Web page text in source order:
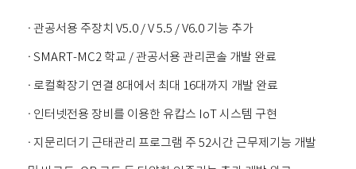
· 관공서용 주장치 V5.0 / V 5.5 / V6.0 기능 추가
· SMART-MC2 학교 / 관공서용 관리콘솔 개발 완료
· 로컬확장기 연결 8대에서 최대 16대까지 개발 완료
· 인터넷전용 장비를 이용한 유캅스 IoT 시스템 구현
· 지문리더기 근태관리 프로그램 주 52시간 근무제기능 개발